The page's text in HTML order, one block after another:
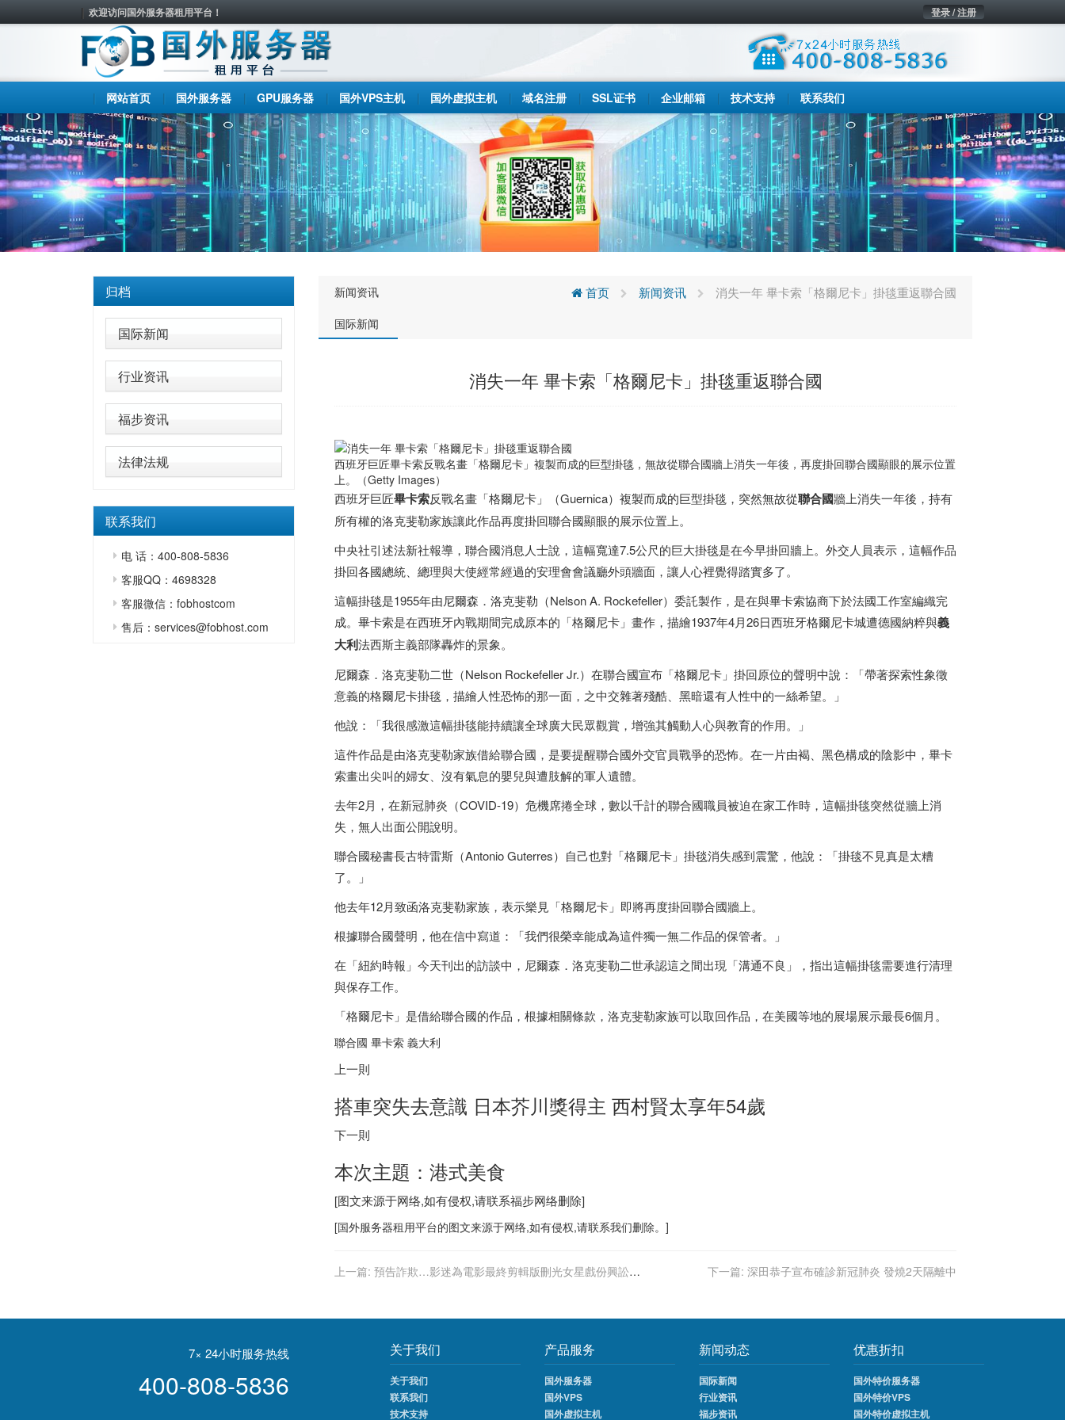
欢迎访问国外服务器租用平台！ 登录 / 注册
网站首页 国外服务器 GPU服务器 国外VPS主机 国外虚拟主机 域名注册 SSL证书 企业邮箱 技术支持 联系我们
归档
国际新闻
行业资讯
福步资讯
法律法规
联系我们
电 话：400-808-5836
客服QQ：4698328
客服微信：fobhostcom
售后：services@fobhost.com
新闻资讯
国际新闻
首页 新闻资讯 消失一年 畢卡索「格爾尼卡」掛毯重返聯合國
消失一年 畢卡索「格爾尼卡」掛毯重返聯合國
西班牙巨匠畢卡索反戰名畫「格爾尼卡」複製而成的巨型掛毯，無故從聯合國牆上消失一年後，再度掛回聯合國顯眼的展示位置
上。（Getty Images）
西班牙巨匠畢卡索反戰名畫「格爾尼卡」（Guernica）複製而成的巨型掛毯，突然無故從聯合國牆上消失一年後，持有
所有權的洛克斐勒家族讓此作品再度掛回聯合國顯眼的展示位置上。
中央社引述法新社報導，聯合國消息人士說，這幅寬達7.5公尺的巨大掛毯是在今早掛回牆上。外交人員表示，這幅作品
掛回各國總統、總理與大使經常經過的安理會會議廳外頭牆面，讓人心裡覺得踏實多了。
這幅掛毯是1955年由尼爾森．洛克斐勒（Nelson A. Rockefeller）委託製作，是在與畢卡索協商下於法國工作室編織完
成。畢卡索是在西班牙內戰期間完成原本的「格爾尼卡」畫作，描繪1937年4月26日西班牙格爾尼卡城遭德國納粹與義
大利法西斯主義部隊轟炸的景象。
尼爾森．洛克斐勒二世（Nelson Rockefeller Jr.）在聯合國宣布「格爾尼卡」掛回原位的聲明中說：「帶著探索性象徵
意義的格爾尼卡掛毯，描繪人性恐怖的那一面，之中交雜著殘酷、黑暗還有人性中的一絲希望。」
他說：「我很感激這幅掛毯能持續讓全球廣大民眾觀賞，增強其觸動人心與教育的作用。」
這件作品是由洛克斐勒家族借給聯合國，是要提醒聯合國外交官員戰爭的恐怖。在一片由褐、黑色構成的陰影中，畢卡
索畫出尖叫的婦女、沒有氣息的嬰兒與遭肢解的軍人遺體。
去年2月，在新冠肺炎（COVID-19）危機席捲全球，數以千計的聯合國職員被迫在家工作時，這幅掛毯突然從牆上消
失，無人出面公開說明。
聯合國秘書長古特雷斯（Antonio Guterres）自己也對「格爾尼卡」掛毯消失感到震驚，他說：「掛毯不見真是太糟
了。」
他去年12月致函洛克斐勒家族，表示樂見「格爾尼卡」即將再度掛回聯合國牆上。
根據聯合國聲明，他在信中寫道：「我們很榮幸能成為這件獨一無二作品的保管者。」
在「紐約時報」今天刊出的訪談中，尼爾森．洛克斐勒二世承認這之間出現「溝通不良」，指出這幅掛毯需要進行清理
與保存工作。
「格爾尼卡」是借給聯合國的作品，根據相關條款，洛克斐勒家族可以取回作品，在美國等地的展場展示最長6個月。
聯合國 畢卡索 義大利
上一則
搭車突失去意識 日本芥川獎得主 西村賢太享年54歲
下一則
本次主題：港式美食
[图文来源于网络,如有侵权,请联系福步网络删除]
[国外服务器租用平台的图文来源于网络,如有侵权,请联系我们删除。]
上一篇: 預告詐欺…影迷為電影最終剪輯版刪光女星戲份興訟索
下一篇: 深田恭子宣布確診新冠肺炎 發燒2天隔離中
7× 24小时服务热线
400-808-5836
关于我们
关于我们
联系我们
技术支持
产品服务
国外服务器
国外VPS
国外虚拟主机
新闻动态
国际新闻
行业资讯
福步资讯
优惠折扣
国外特价服务器
国外特价VPS
国外特价虚拟主机